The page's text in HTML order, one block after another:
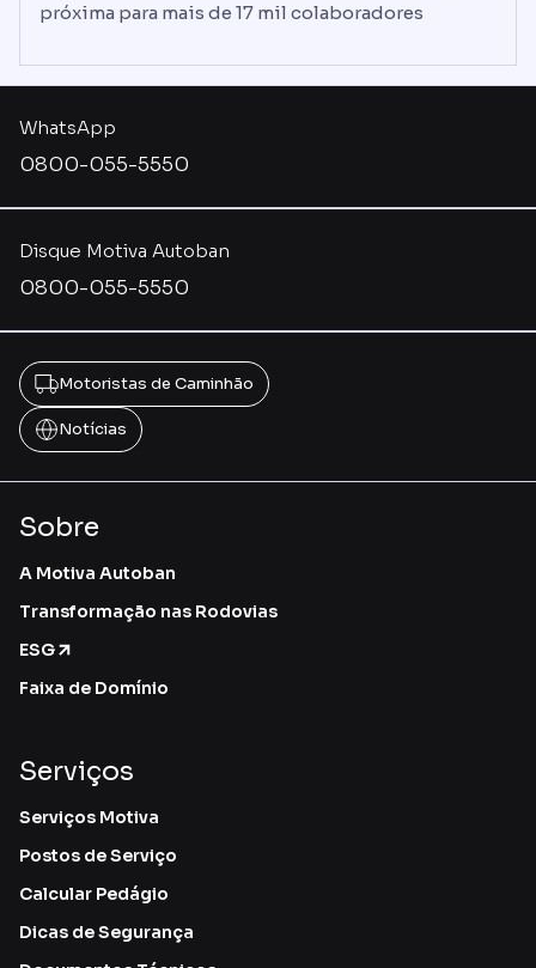
próxima para mais de 17 mil colaboradores
Disque Motiva Autoban
0800-055-5550
WhatsApp
0800-055-5550
Motoristas de Caminhão
Notícias
Sobre
A Motiva Autoban
Transformação nas Rodovias
ESG
Faixa de Domínio
Serviços
Serviços Motiva
Postos de Serviço
Calcular Pedágio
Dicas de Segurança